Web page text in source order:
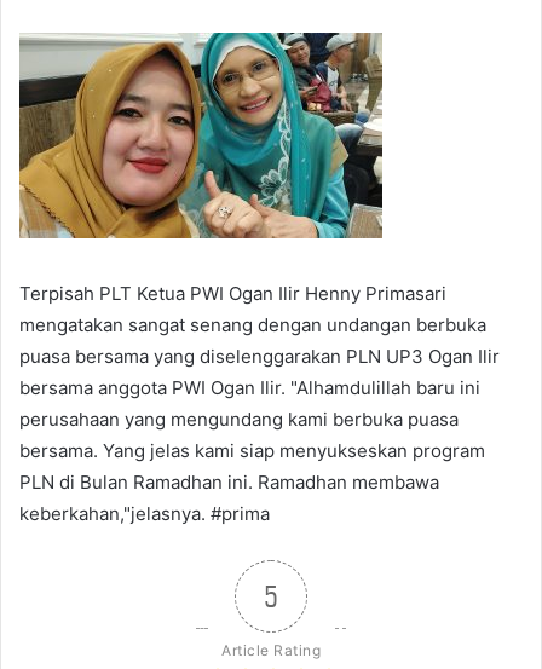
Terpisah PLT Ketua PWI Ogan Ilir Henny Primasari
mengatakan sangat senang dengan undangan berbuka
puasa bersama yang diselenggarakan PLN UP3 Ogan Ilir
bersama anggota PWI Ogan Ilir. "Alhamdulillah baru ini
perusahaan yang mengundang kami berbuka puasa
bersama. Yang jelas kami siap menyukseskan program
PLN di Bulan Ramadhan ini. Ramadhan membawa
keberkahan,"jelasnya. #prima
5
Article Rating